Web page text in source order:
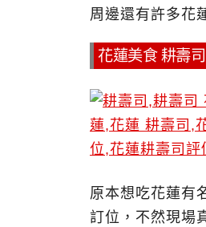
周邊還有許多花
花蓮美食 耕壽
原本想吃花蓮有
訂位，不然現場